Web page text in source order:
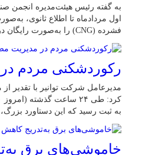
اول مردادماه تا اطلاع ثانوی،
فشرده (CNG) را به‌صورت رایگان در اختیار مردم قرار می‌دهند
رکوردشکنی مردم
مدیرعامل شرکت توانیر با تقدیر
به ثبت رسید که این دستاورد
خاموشی‌های برق